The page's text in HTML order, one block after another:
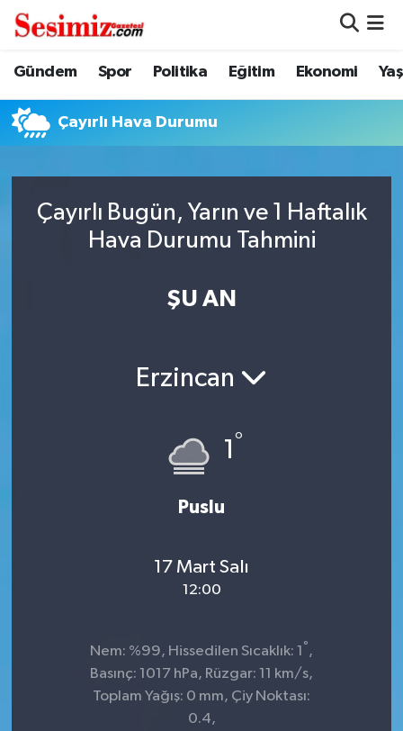
Gündem Spor Politika Eğitim Ekonomi
Çayırlı Hava Durumu
Çayırlı Bugün, Yarın ve 1 Haftalık
Hava Durumu Tahmini
ŞU AN
Erzincan
1 °
Puslu
17 Mart Salı
12:00
Nem: %99, Hissedilen Sıcaklık: 1 ° ,
Basınç: 1017 hPa, Rüzgar: 11 km/s,
Toplam Yağış: 0 mm, Çiy Noktası:
0.4,
Dünya
Eğitim
Genel
Gündem
Nöbetçi Eczaneler
Hava Durumu
Trafik Durumu
Süper Lig Puan Durumu ve Fikstür